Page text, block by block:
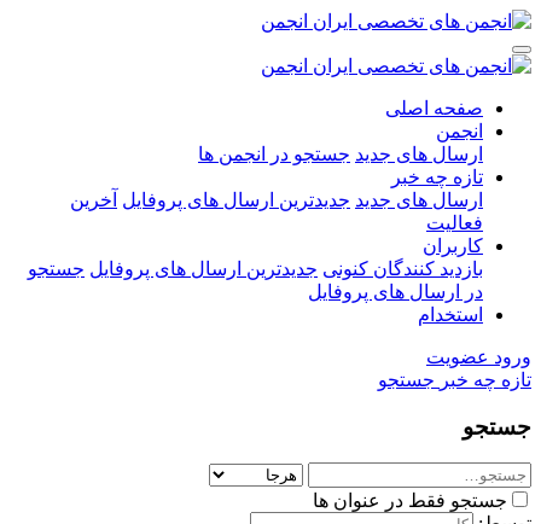
صفحه اصلی
انجمن
ارسال های جدید جستجو در انجمن ها
تازه چه خبر
ارسال های جدید جدیدترین ارسال های پروفایل آخرین
فعالیت
کاربران
بازدید کنندگان کنونی جدیدترین ارسال های پروفایل جستجو
در ارسال های پروفایل
استخدام
ورود عضویت
تازه چه خبر جستجو
جستجو
جستجو فقط در عنوان ها